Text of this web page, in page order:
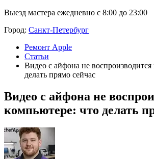
Выезд мастера ежедневно с 8:00 до 23:00
Город: Санкт-Петербург
Ремонт Apple
Статьи
Видео с айфона не
делать прямо сейчас
Видео с айфона не
компьютере: что делать